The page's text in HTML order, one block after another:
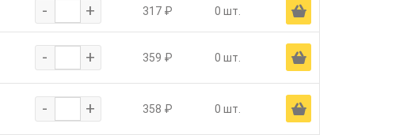
- + 317 ₽ 0 шт. Ä
- + 359 ₽ 0 шт. Ä
- + 358 ₽ 0 шт. Ä